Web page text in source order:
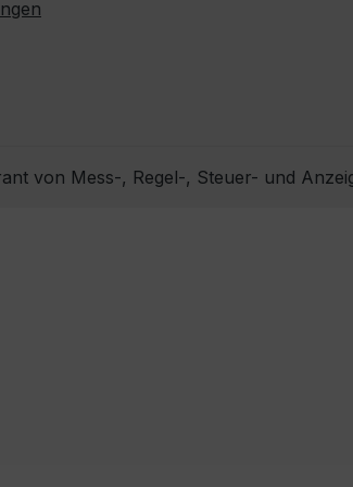
von Mess-, Regel-, Steuer- und